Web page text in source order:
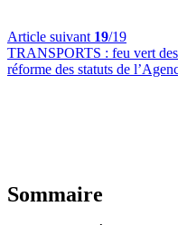
Article suivant 19/19
TRANSPORTS : feu vert
réforme des statuts de
Sommaire